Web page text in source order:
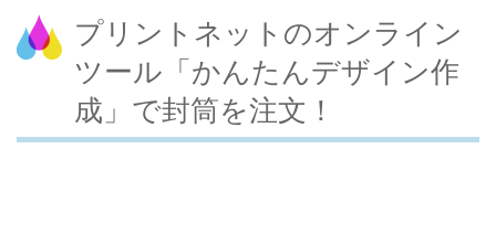
プリントネットのオンライン
ツール「かんたんデザイン作
成」で封筒を注文！